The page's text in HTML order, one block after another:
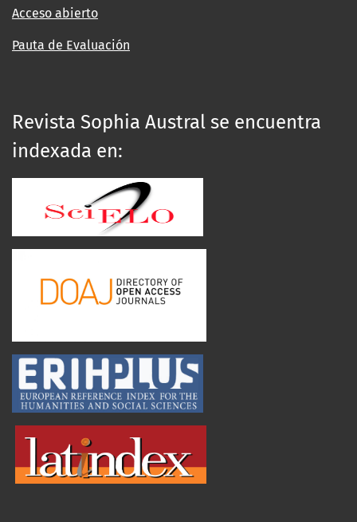
Acceso abierto
Pauta de Evaluación
Revista Sophia Austral se encuentra
indexada en: